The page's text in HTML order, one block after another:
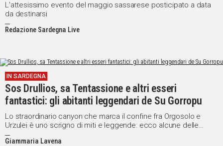
L'attesissimo evento del maggio sassarese posticipato a data
da destinarsi
Redazione Sardegna Live
IN SARDEGNA
Sos Drullios, sa Tentassione e altri esseri
fantastici: gli abitanti leggendari de Su Gorropu
Lo straordinario canyon che marca il confine fra Orgosolo e
Urzulei è uno scrigno di miti e leggende: ecco alcune delle
creature che, secondo la tradizione, popolano la gola infernale
Giammaria Lavena